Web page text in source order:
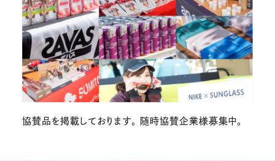
協賛品を掲載しております。 随時協賛企業様募集中。